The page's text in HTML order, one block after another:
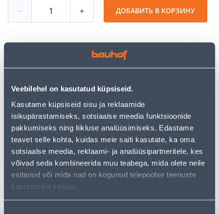
Veebilehel on kasutatud küpsiseid.
Kasutame küpsiseid sisu ja reklaamide
isikupärastamiseks, sotsiaalse meedia funktsioonide
pakkumiseks ning liikluse analüüsimiseks. Edastame
teavet selle kohta, kuidas meie saiti kasutate, ka oma
sotsiaalse meedia, reklaami- ja analüüsipartneritele, kes
võivad seda kombineerida muu teabega, mida olete neile
esitanud või mida nad on kogunud teiepoolse teenuste
kasutamise käigus.
− + ДОБАВИТЬ В КОРЗИНУ
• Terasest rauasae raam saeteraga.
• 14-päevane tagastusõigus.
Предполагаемая доставка 3,69 € от 2-5 tööpäeva
Посылочный автомат от 2,29 € с 2-5 tööpäeva
Забрать в магазине, с 06.08.2026